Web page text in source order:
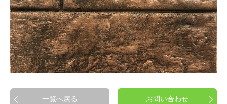
一覧へ戻る お問い合わせ